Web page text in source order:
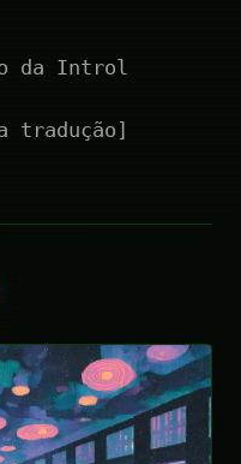
da Introl
tradução]